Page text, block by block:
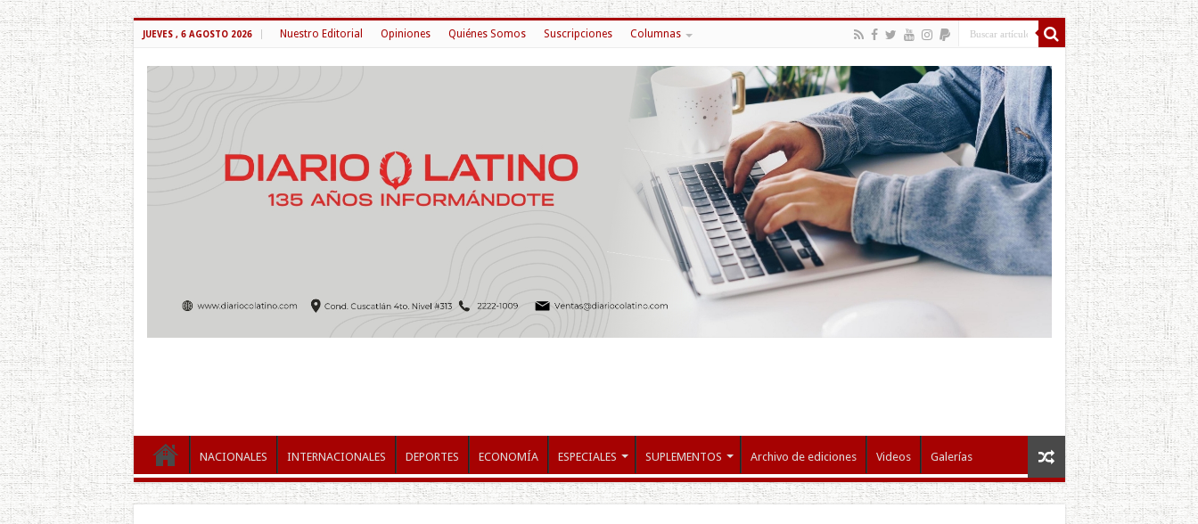
JUEVES , 6 AGOSTO 2026 Nuestro Editorial Opiniones Quiénes Somos Suscripciones Columnas
NACIONALES INTERNACIONALES DEPORTES ECONOMÍA ESPECIALES SUPLEMENTOS Archivo de ediciones Videos Galerías